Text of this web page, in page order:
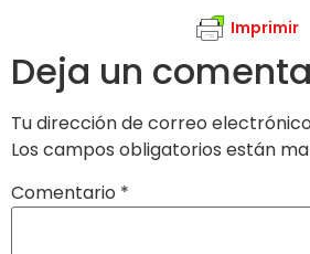
Imprimir
Deja un
Tu dirección de correo
Los campos obligatorios están
Comentario *